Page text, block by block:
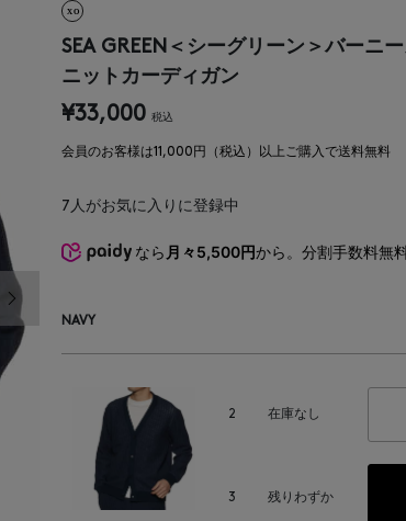
次の画像
SEA GREEN＜シーグリーン＞バー
ニットカーディガン
¥33,000 税込
会員のお客様は11,000円（税込）以上ご購入で送料無料
7人がお気に入りに登録中
なら 月々5,500円から。分割手数料無
NAVY
2 在庫なし
3 残りわずか